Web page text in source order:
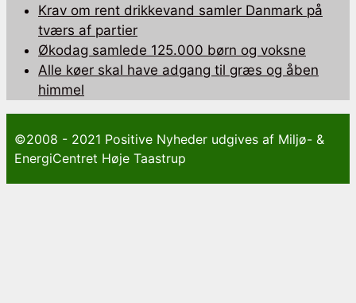
Krav om rent drikkevand samler Danmark på
tværs af partier
Økodag samlede 125.000 børn og voksne
Alle køer skal have adgang til græs og åben
himmel
©2008 - 2021 Positive Nyheder udgives af Miljø- &
EnergiCentret Høje Taastrup